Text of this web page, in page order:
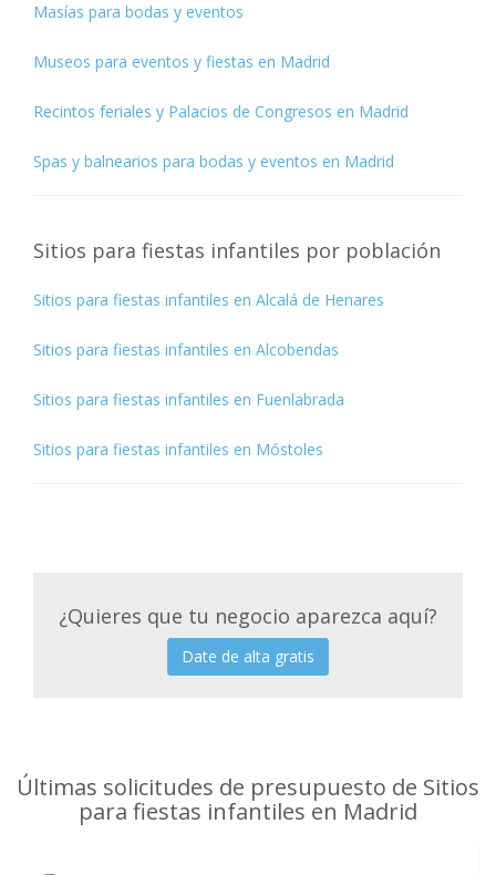
Masías para bodas y eventos
Museos para eventos y fiestas en Madrid
Recintos feriales y Palacios de Congresos en Madrid
Spas y balnearios para bodas y eventos en Madrid
Sitios para fiestas infantiles por población
Sitios para fiestas infantiles en Alcalá de Henares
Sitios para fiestas infantiles en Alcobendas
Sitios para fiestas infantiles en Fuenlabrada
Sitios para fiestas infantiles en Móstoles
¿Quieres que tu negocio aparezca aquí?
Date de alta gratis
Últimas solicitudes de presupuesto de Sitios
para fiestas infantiles en Madrid